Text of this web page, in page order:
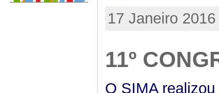
17 Janeiro
11º
O SIMA